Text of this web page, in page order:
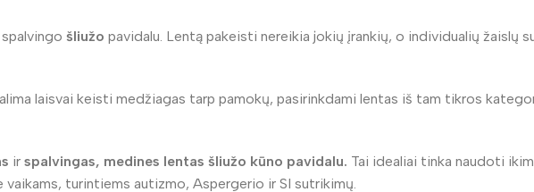
šliužo pavidalu. Lentą pakeisti nereikia jokių įrankių, o individualių žaislų
laisvai keisti medžiagas tarp pamokų, pasirinkdami lentas iš tam tikros
ir spalvingas, medines lentas šliužo kūno pavidalu. Tai idealiai tinka naudoti
turintiems autizmo, Aspergerio ir SI sutrikimų.